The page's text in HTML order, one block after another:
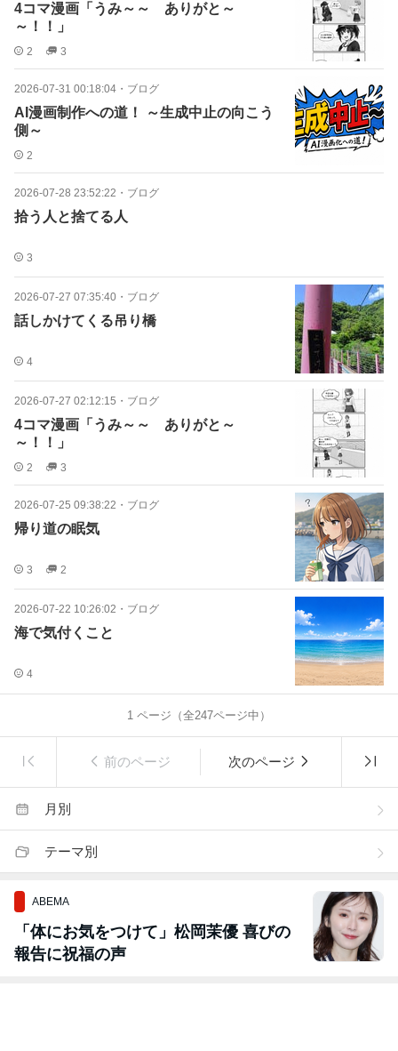
4コマ漫画「うみ～～ ありがと～
～！！」
2 3
2026-07-31 00:18:04 ・ ブログ
AI漫画制作への道！ ～生成中止の向こう
側～
2
2026-07-28 23:52:22 ・ ブログ
拾う人と捨てる人
3
2026-07-27 07:35:40 ・ ブログ
話しかけてくる吊り橋
4
2026-07-27 02:12:15 ・ ブログ
4コマ漫画「うみ～～ ありがと～
～！！」
2 3
2026-07-25 09:38:22 ・ ブログ
帰り道の眠気
3 2
2026-07-22 10:26:02 ・ ブログ
海で気付くこと
4
1 ページ（全247ページ中）
前のページ 次のページ
月別
テーマ別
ABEMA
「体にお気をつけて」松岡茉優 喜びの
報告に祝福の声